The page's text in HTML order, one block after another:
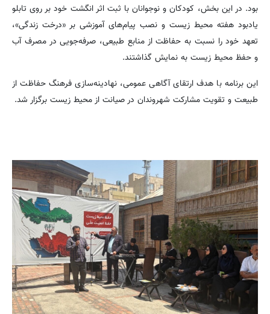
بود. در این بخش، کودکان و نوجوانان با ثبت اثر انگشت خود بر روی تابلو
یادبود هفته محیط زیست و نصب پیام‌های آموزشی بر «درخت زندگی»،
تعهد خود را نسبت به حفاظت از منابع طبیعی، صرفه‌جویی در مصرف آب
و حفظ محیط زیست به نمایش گذاشتند.
این برنامه با هدف ارتقای آگاهی عمومی، نهادینه‌سازی فرهنگ حفاظت از
طبیعت و تقویت مشارکت شهروندان در صیانت از محیط زیست برگزار شد.